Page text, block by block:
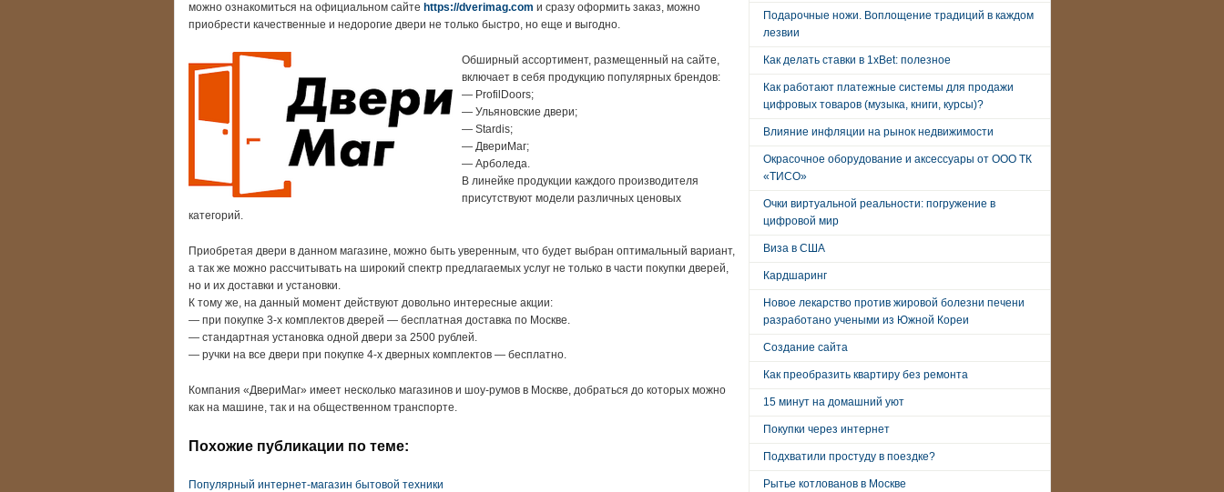
можно ознакомиться на официальном сайте https://dverimag.com и сразу оформить заказ, можно
приобрести качественные и недорогие двери не только быстро, но еще и выгодно.
Обширный ассортимент, размещенный на сайте,
включает в себя продукцию популярных брендов:
— ProfilDoors;
— Ульяновские двери;
— Stardis;
— ДвериМаг;
— Арболеда.
В линейке продукции каждого производителя
присутствуют модели различных ценовых
категорий.
Приобретая двери в данном магазине, можно быть уверенным, что будет выбран оптимальный вариант,
а так же можно рассчитывать на широкий спектр предлагаемых услуг не только в части покупки дверей,
но и их доставки и установки.
К тому же, на данный момент действуют довольно интересные акции:
— при покупке 3-х комплектов дверей — бесплатная доставка по Москве.
— стандартная установка одной двери за 2500 рублей.
— ручки на все двери при покупке 4-х дверных комплектов — бесплатно.
Компания «ДвериМаг» имеет несколько магазинов и шоу-румов в Москве, добраться до которых можно
как на машине, так и на общественном транспорте.
Похожие публикации по теме:
Популярный интернет-магазин бытовой техники
Подарочные ножи. Воплощение традиций в каждом
лезвии
Как делать ставки в 1xBet: полезное
Как работают платежные системы для продажи
цифровых товаров (музыка, книги, курсы)?
Влияние инфляции на рынок недвижимости
Окрасочное оборудование и аксессуары от ООО ТК
«ТИСО»
Очки виртуальной реальности: погружение в
цифровой мир
Виза в США
Кардшаринг
Новое лекарство против жировой болезни печени
разработано учеными из Южной Кореи
Создание сайта
Как преобразить квартиру без ремонта
15 минут на домашний уют
Покупки через интернет
Подхватили простуду в поездке?
Рытье котлованов в Москве